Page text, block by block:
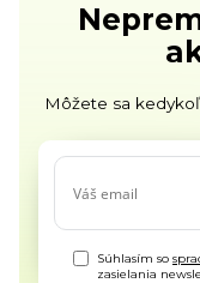
Môžete sa
Súhlasím so
zasielania